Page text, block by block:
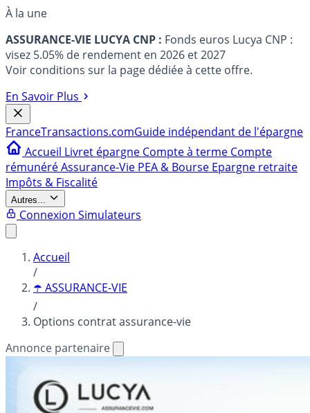
À la une
ASSURANCE-VIE LUCYA CNP : Fonds euros Lucya CNP :
visez 5.05% de rendement en 2026 et 2027
Voir conditions sur la page dédiée à cette offre.
En Savoir Plus
FranceTransactions.comGuide indépendant de l'épargne
Accueil Livret épargne Compte à terme Compte
rémunéréAssurance-Vie PEA & Bourse Epargne retraite
Impôts & Fiscalité
Autres...
Connexion Simulateurs
Accueil
/
☂️ ASSURANCE-VIE
/
Options contrat assurance-vie
Annonce partenaire